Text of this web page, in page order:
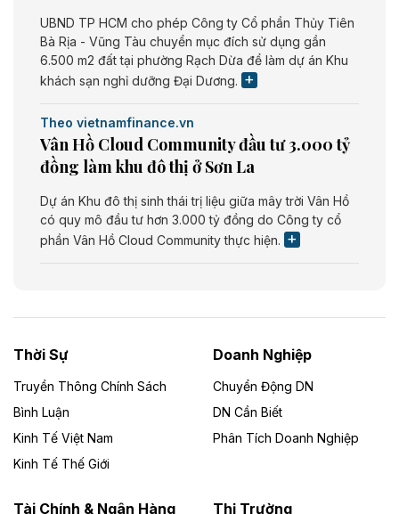
UBND TP HCM cho phép Công ty Cổ phần Thủy Tiên
Bà Rịa - Vũng Tàu chuyển mục đích sử dụng gần
6.500 m2 đất tại phường Rạch Dừa để làm dự án Khu
khách sạn nghỉ dưỡng Đại Dương.
Theo vietnamfinance.vn
Vân Hồ Cloud Community đầu tư 3.000 tỷ
đồng làm khu đô thị ở Sơn La
Dự án Khu đô thị sinh thái trị liệu giữa mây trời Vân Hồ
có quy mô đầu tư hơn 3.000 tỷ đồng do Công ty cổ
phần Vân Hồ Cloud Community thực hiện.
Dự án Nhà máy xử lý rác và phát điện Bắc Giang do
Công ty TNHH Năng lượng môi trường Bắc Giang làm
Theo vietnamfinance.vn
Đức Long Gia Lai mở rộng ‘hệ sinh thái’
Lai
Thời Sự
Truyền Thông Chính Sách
Bình Luận
Kinh Tế Việt Nam
Kinh Tế Thế Giới
Doanh Nghiệp
Chuyển Động DN
DN Cần Biết
Phân Tích Doanh Nghiệp
Tài Chính & Ngân Hàng Thị Trường